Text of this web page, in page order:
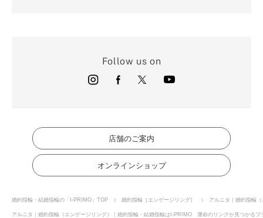
Follow us on
店舗のご案内
オンラインショップ
婚約指輪・結婚指輪の「I-PRIMO」TOP 婚約指輪［エンゲージリング］ アルニタ｜婚約指輪
アルニタ｜婚約指輪（エンゲージリング）｜婚約指輪・結婚指輪はI-PRIMO 運命のリングが見つかる